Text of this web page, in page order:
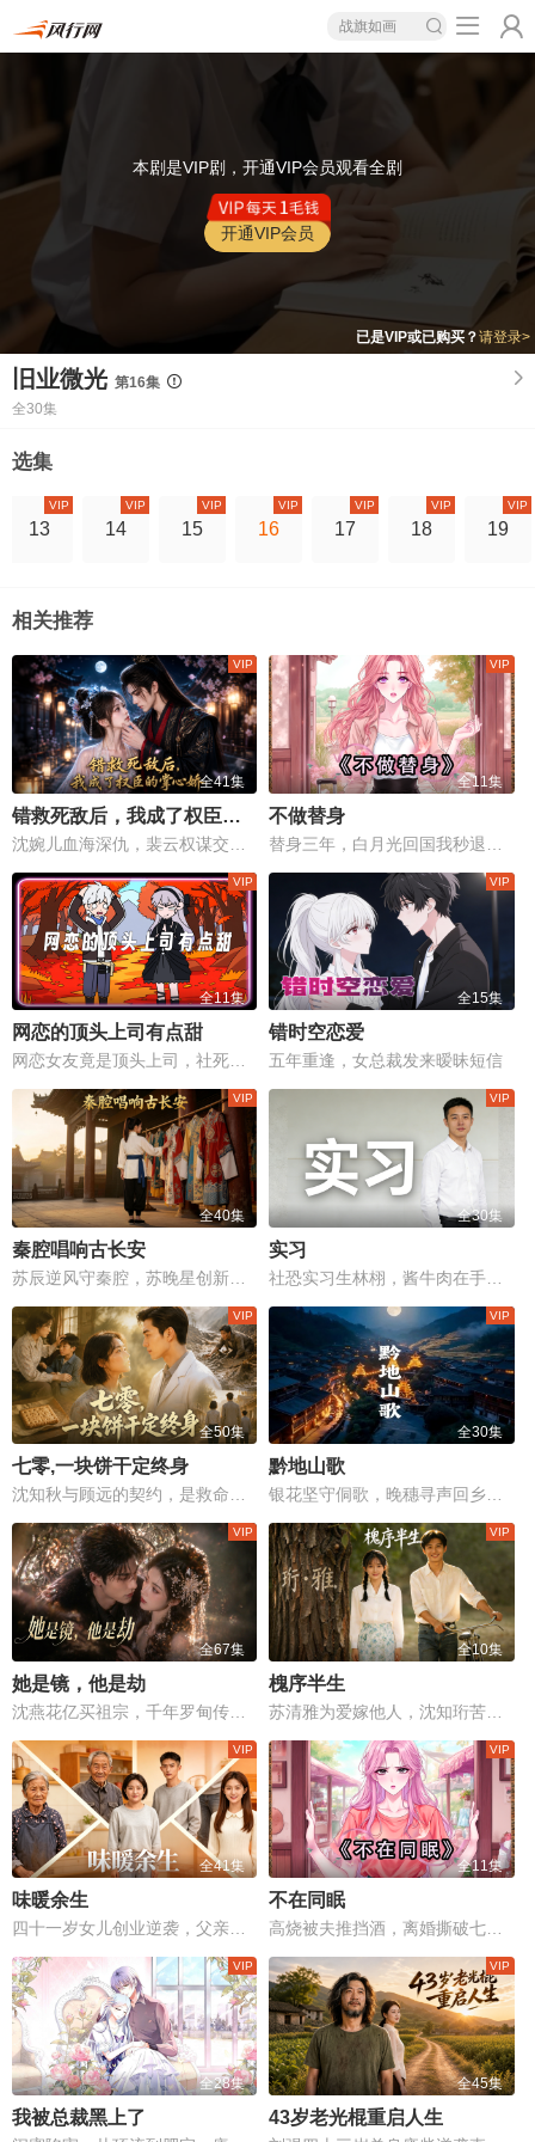
战旗如画
本剧是VIP剧，开通VIP会员观看全剧
开通VIP会员
已是VIP或已购买？请登录>
旧业微光 第16集
全30集
选集
13
VIP
14
VIP
15
VIP
16
VIP
17
VIP
18
VIP
19
VIP
相关推荐
全41集
错救死敌后，我成了权臣的掌心娇
全11集
不做替身
全11集
网恋的顶头上司有点甜
全15集
错时空恋爱
五年重逢，女总裁发来暧昧短信
全40集
秦腔唱响古长安
全30集
实习
全50集
七零,一块饼干定终身
全30集
黔地山歌
全67集
她是镜，他是劫
全10集
槐序半生
全41集
味暖余生
四十一岁女儿创业逆袭，父亲工地意外生死抉择，温情与现实震撼心灵！
全11集
不在同眠
高烧被夫推挡酒，离婚撕破七年伪装
全28集
我被总裁黑上了
全45集
43岁老光棍重启人生